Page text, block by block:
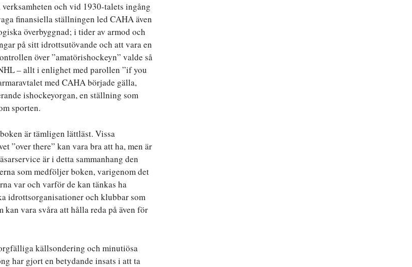
och vid 1930-talets ingång
finansiella ställningen led CAHA även
överbyggnad; i tider av armod och
på sitt idrottsutövande och att vara en
över ”amatörishockeyn” valde så
– allt i enlighet med parollen ”if you
med CAHA började gälla,
ishockeyorgan, en ställning som
sporten.
är tämligen lättläst. Vissa
”over there” kan vara bra att ha, men är
är i detta sammanhang den
som medföljer boken, varigenom det
var och varför de kan tänkas ha
idrottsorganisationer och klubbar som
vara svåra att hålla reda på även för
källsondering och minutiösa
har gjort en betydande insats i att ta